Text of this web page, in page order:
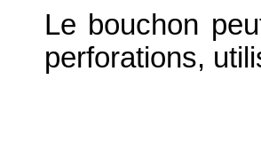
Le bouchon
perforations,